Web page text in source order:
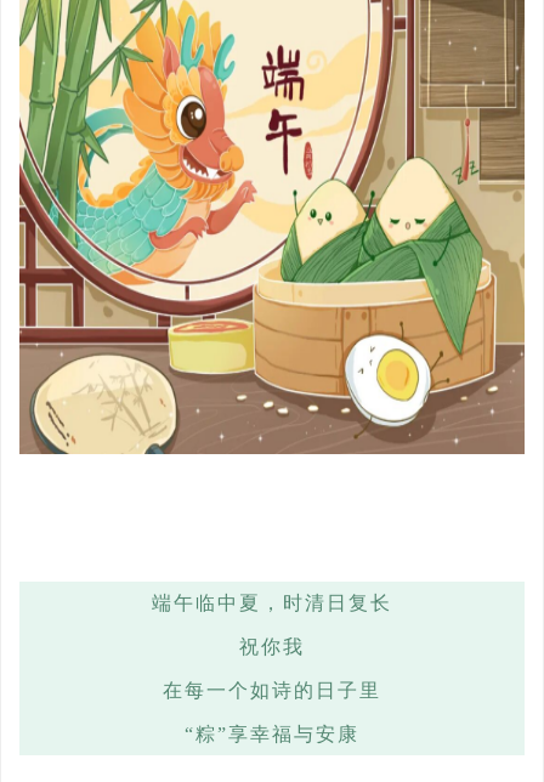
端午临中夏，时清日复长
祝你我
在每一个如诗的日子里
“粽”享幸福与安康